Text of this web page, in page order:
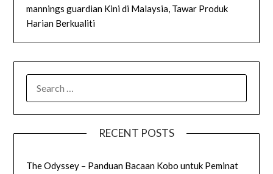
mannings guardian Kini di Malaysia, Tawar Produk
Harian Berkualiti
FOR:
RECENT POSTS
The Odyssey – Panduan Bacaan Kobo untuk Peminat